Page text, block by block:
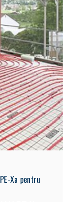
Xa pentru